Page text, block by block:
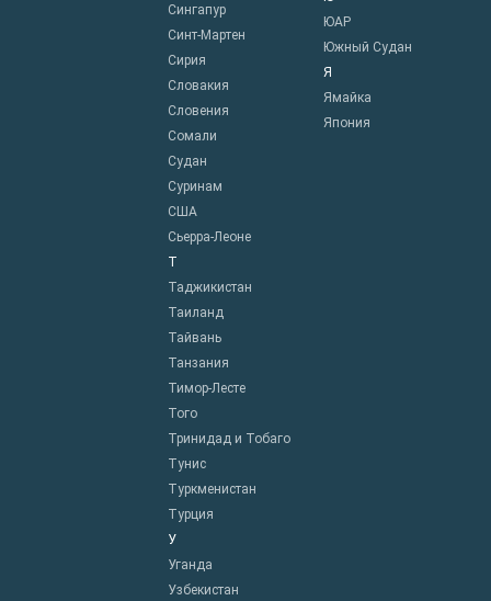
Сингапур
Синт-Мартен
Сирия
Словакия
Словения
Сомали
Судан
Суринам
США
Сьерра-Леоне
Т
Таджикистан
Таиланд
Тайвань
Танзания
Тимор-Лесте
Того
Тринидад и Тобаго
Тунис
Туркменистан
Турция
У
Уганда
Узбекистан
ЮАР
Южный Судан
Я
Ямайка
Япония